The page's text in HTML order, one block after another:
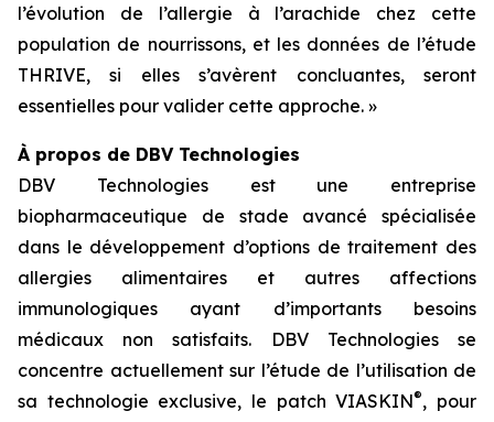
l’évolution de l’allergie à l’arachide chez cette
population de nourrissons, et les données de l’étude
THRIVE, si elles s’avèrent concluantes, seront
essentielles pour valider cette approche. »
À propos de DBV Technologies
DBV Technologies est une entreprise
biopharmaceutique de stade avancé spécialisée
dans le développement d’options de traitement des
allergies alimentaires et autres affections
immunologiques ayant d’importants besoins
médicaux non satisfaits. DBV Technologies se
concentre actuellement sur l’étude de l’utilisation de
sa technologie exclusive, le patch VIASKIN®, pour